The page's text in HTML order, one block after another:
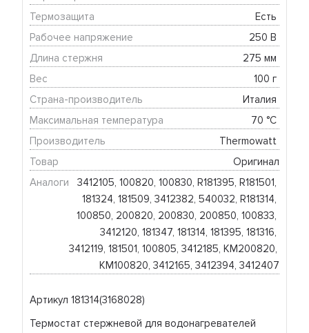
Артикул 181314(3168028)
Термостат стержневой для водонагревателей
Термозащита
Есть
Рабочее напряжение
250 В
Длина стержня
275 мм
Вес
100 г
Страна-производитель
Италия
Максимальная температура
70 °C
Производитель
Thermowatt
Товар
Оригинал
Аналоги
3412105, 100820, 100830, R181395, R181501,
181324, 181509, 3412382, 540032, R181314,
100850, 200820, 200830, 200850, 100833,
3412120, 181347, 181314, 181395, 181316,
3412119, 181501, 100805, 3412185, KM200820,
KM100820, 3412165, 3412394, 3412407